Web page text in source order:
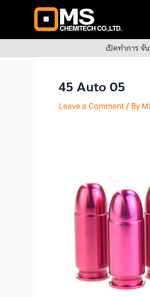
เปิดทำการ
45 Auto 05
Leave a Comment/ By
Post
navigation